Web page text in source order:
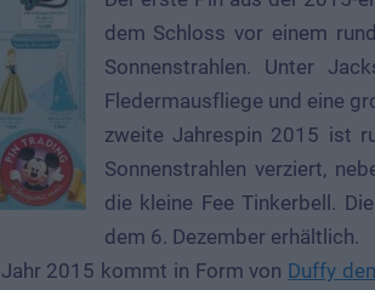
dem Schloss vor einem
Sonnenstrahlen. Unter
Fledermausfliege und eine
zweite Jahrespin 2015 ist
Sonnenstrahlen verziert,
die kleine Fee Tinkerbell.
dem 6. Dezember erhältlich.
2015 kommt in Form von Duffy